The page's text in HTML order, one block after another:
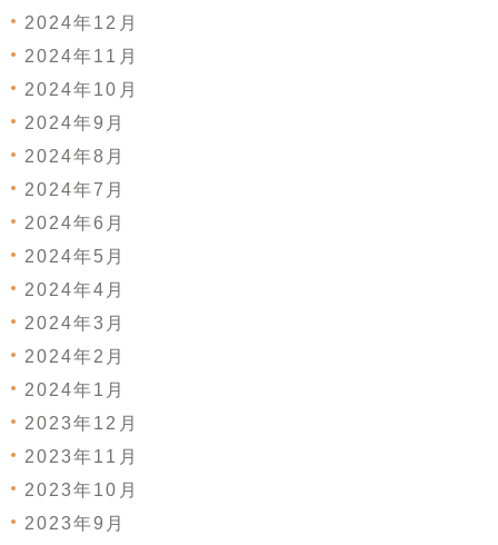
2024年12月
2024年11月
2024年10月
2024年9月
2024年8月
2024年7月
2024年6月
2024年5月
2024年4月
2024年3月
2024年2月
2024年1月
2023年12月
2023年11月
2023年10月
2023年9月